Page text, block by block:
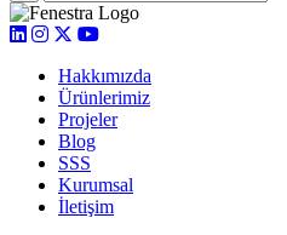
Hakkımızda
Ürünlerimiz
Projeler
Blog
SSS
Kurumsal
İletişim